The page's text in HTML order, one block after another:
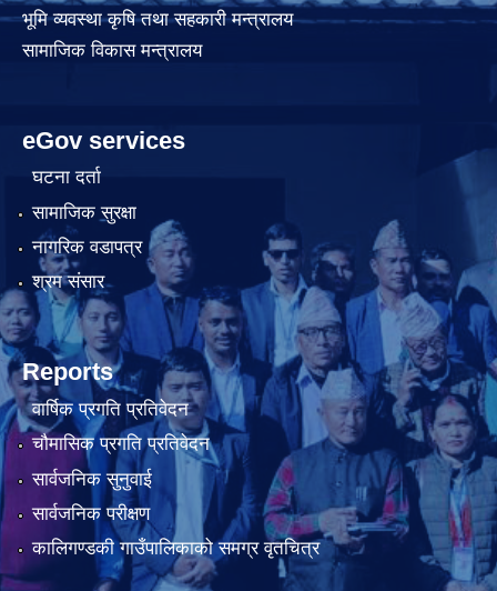
भूमि व्यवस्था कृषि तथा सहकारी मन्त्रालय
सामाजिक विकास मन्त्रालय
eGov services
घटना दर्ता
सामाजिक सुरक्षा
नागरिक वडापत्र
श्रम संसार
Reports
वार्षिक प्रगति प्रतिवेदन
चौमासिक प्रगति प्रतिवेदन
सार्वजनिक सुनुवाई
सार्वजनिक परीक्षण
कालिगण्डकी गाउँपालिकाको समग्र वृतचित्र